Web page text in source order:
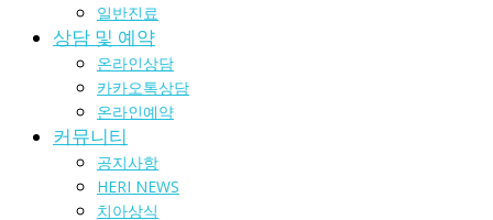
일반진료
상담 및 예약
온라인상담
카카오톡상담
온라인예약
커뮤니티
공지사항
HERI NEWS
치아상식